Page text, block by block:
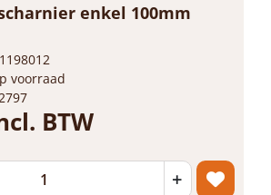
enkel 100mm
voorraad
BTW
+